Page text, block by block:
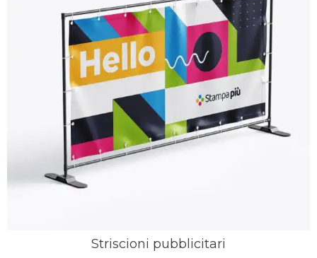
Striscioni pubblicitari